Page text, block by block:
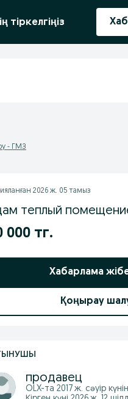
тіркелгіңіз
- ГМЗ
2026 ж. 05 тамыз
теплый
000 тг.
Хабарлама
Қоңырау
продавец
OLX-та 2017 ж. сәуір